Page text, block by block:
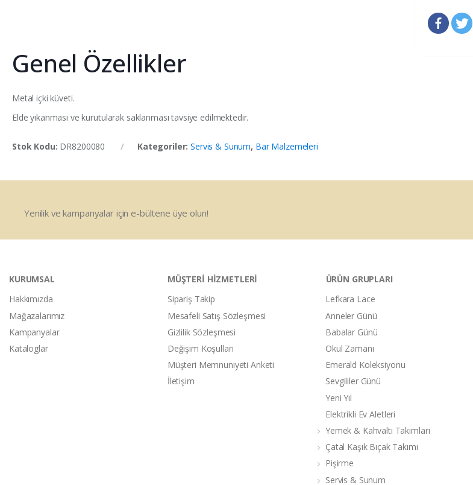
Genel Özellikler
Metal içki küveti.
Elde yıkanması ve kurutularak saklanması tavsiye edilmektedir.
Stok Kodu: DR8200080 Kategoriler:Servis & Sunum, Bar Malzemeleri
Yenilik ve kampanyalar için e-bültene üye olun!
KURUMSAL
Hakkımızda
Mağazalarımız
Kampanyalar
Kataloglar
MÜŞTERİ HİZMETLERİ
Sipariş Takip
Mesafeli Satış Sözleşmesi
Gizlilik Sözleşmesi
Değişim Koşulları
Müşteri Memnuniyeti Anketi
İletişim
ÜRÜN GRUPLARI
Lefkara Lace
Anneler Günü
Babalar Günü
Okul Zamanı
Emerald Koleksiyonu
Sevgililer Günü
Yeni Yıl
Elektrikli Ev Aletleri
Yemek & Kahvaltı Takımları
Çatal Kaşık Bıçak Takımı
Pişirme
Servis & Sunum